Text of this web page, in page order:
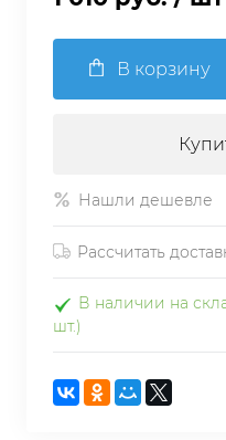
В корзину
Нашли дешевле
Рассчитать
В наличии на
шт.)